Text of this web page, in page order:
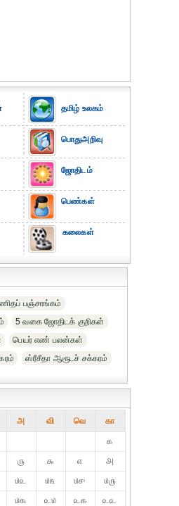
தமிழ் உலகம்
பொதுஅறிவு
ஜோதிடம்
பெண்கள்
கலைகள்
பஞ்சாங்கம்
5 வகை ஜோதிடக் குறிகள்
பெயர் எண் பலன்கள்
ஸ்ரீசீதா ஆரூடச் சக்கரம்
அ வி வெ கா
௧
௫ ௬ ௭
௮
௰௨ ௰௩ ௰௪
௰௫
௰௯ ௨௰ ௨௧
௨௨